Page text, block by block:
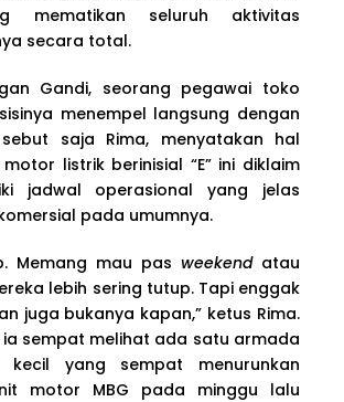
mematikan seluruh aktivitas
secara total.
Gandi, seorang pegawai toko
menempel langsung dengan
saja Rima, menyatakan hal
listrik berinisial “E” ini diklaim
jadwal operasional yang jelas
pada umumnya.
Memang mau pas weekendatau
lebih sering tutup. Tapi enggak
juga bukanya kapan,” ketus Rima.
ia sempat melihat ada satu armada
kecil yang sempat menurunkan
motor MBG pada minggu lalu